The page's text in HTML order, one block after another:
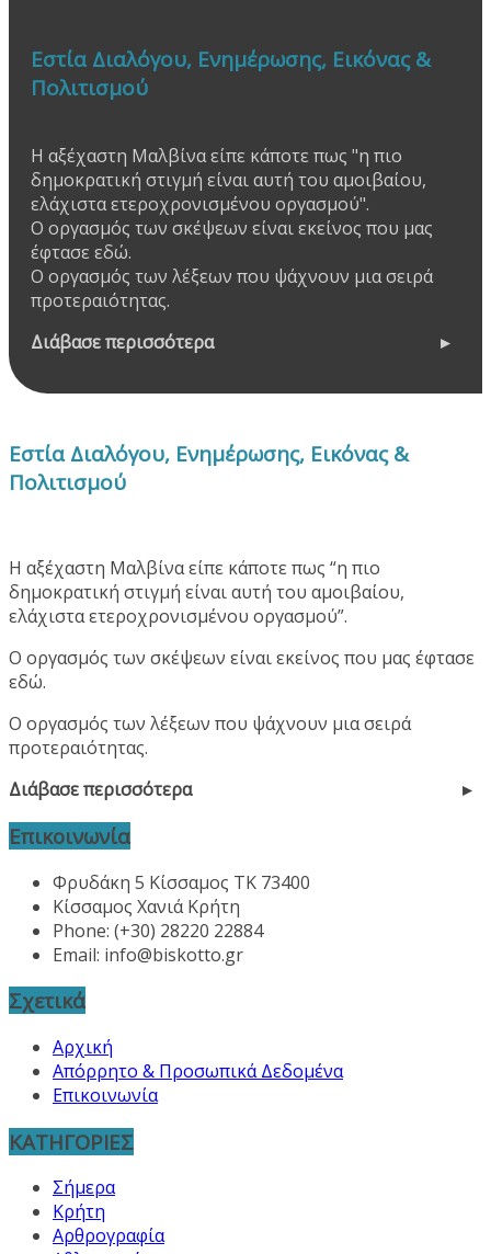
Εστία Διαλόγου, Ενημέρωσης, Εικόνας &
Πολιτισμού
Η αξέχαστη Μαλβίνα είπε κάποτε πως "η πιο
δημοκρατική στιγμή είναι αυτή του αμοιβαίου,
ελάχιστα ετεροχρονισμένου οργασμού".
Ο οργασμός των σκέψεων είναι εκείνος που μας
έφτασε εδώ.
Ο οργασμός των λέξεων που ψάχνουν μια σειρά
προτεραιότητας.
Διάβασε περισσότερα
Εστία Διαλόγου, Ενημέρωσης, Εικόνας &
Πολιτισμού
Η αξέχαστη Μαλβίνα είπε κάποτε πως “η πιο
δημοκρατική στιγμή είναι αυτή του αμοιβαίου,
ελάχιστα ετεροχρονισμένου οργασμού”.
Ο οργασμός των σκέψεων είναι εκείνος που μας έφτασε
εδώ.
Ο οργασμός των λέξεων που ψάχνουν μια σειρά
προτεραιότητας.
Διάβασε περισσότερα
Επικοινωνία
Φρυδάκη 5 Κίσσαμος ΤΚ 73400
Κίσσαμος Χανιά Κρήτη
Phone: (+30) 28220 22884
Email: info@biskotto.gr
Σχετικά
Αρχική
Απόρρητο & Προσωπικά Δεδομένα
Επικοινωνία
ΚΑΤΗΓΟΡΙΕΣ
Σήμερα
Κρήτη
Αρθρογραφία